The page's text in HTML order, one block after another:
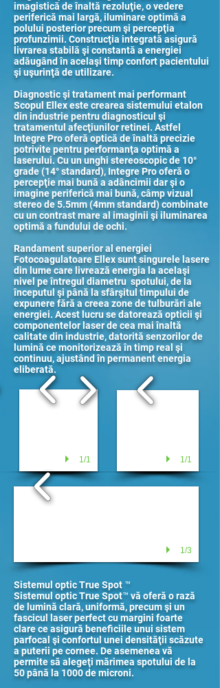
imagistică de înaltă rezoluţie, o vedere
periferică mai largă, iluminare optimă a
polului posterior precum şi percepţia
profunzimii. Construcţia integrată asigură
livrarea stabilă şi constantă a energiei
adăugând în acelaşi timp confort pacientului
şi uşurinţă de utilizare.
Diagnostic şi tratament mai performant
Scopul Ellex este crearea sistemului etalon
din industrie pentru diagnosticul şi
tratamentul afecţiunilor retinei. Astfel
Integre Pro oferă optică de înaltă precizie
potrivite pentru performanţa optimă a
laserului. Cu un unghi stereoscopic de 10°
grade (14° standard), Integre Pro oferă o
percepţie mai bună a adâncimii dar şi o
imagine periferică mai bună, câmp vizual
stereo de 5.5mm (4mm standard) combinate
cu un contrast mare al imaginii şi iluminarea
optimă a fundului de ochi.
Randament superior al energiei
Fotocoagulatoare Ellex sunt singurele lasere
din lume care livrează energia la acelaşi
nivel pe întregul diametru spotului, de la
începutul şi până la sfârşitul timpului de
expunere fără a creea zone de tulburări ale
energiei. Acest lucru se datorează opticii şi
componentelor laser de cea mai înaltă
calitate din industrie, datorită senzorilor de
lumină ce monitorizează în timp real şi
continuu, ajustând în permanent energia
eliberată.
1/1 1/1
1/3
Sistemul optic True Spot ™
Sistemul optic True Spot™ vă oferă o rază
de lumină clară, uniformă, precum şi un
fascicul laser perfect cu margini foarte
clare ce asigură beneficiile unui sistem
parfocal şi confortul unei densităţii scăzute
a puterii pe cornee. De asemenea vă
permite să alegeţi mărimea spotului de la
50 până la 1000 de microni.